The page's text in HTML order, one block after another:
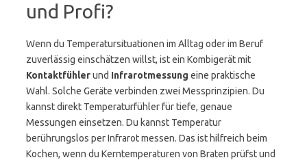
und Profi?
Wenn du Temperatursituationen im Alltag oder im Beruf
zuverlässig einschätzen willst, ist ein Kombigerät mit
Kontaktfühlerund Infrarotmessung eine praktische
Wahl. Solche Geräte verbinden zwei Messprinzipien. Du
kannst direkt Temperaturfühler für tiefe, genaue
Messungen einsetzen. Du kannst Temperatur
berührungslos per Infrarot messen. Das ist hilfreich beim
Kochen, wenn du Kerntemperaturen von Braten prüfst und